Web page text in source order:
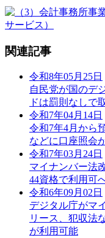
関連記事
令和8年05月25日
自民党が国のデ
ドは罰則なしで
令和7年04月14日
令和7年4月から
などに口座照会
令和7年03月24日
マイナンバー法
44資格で利用可
令和6年09月02日
デジタル庁がマ
リース、犯収法
が利用可能